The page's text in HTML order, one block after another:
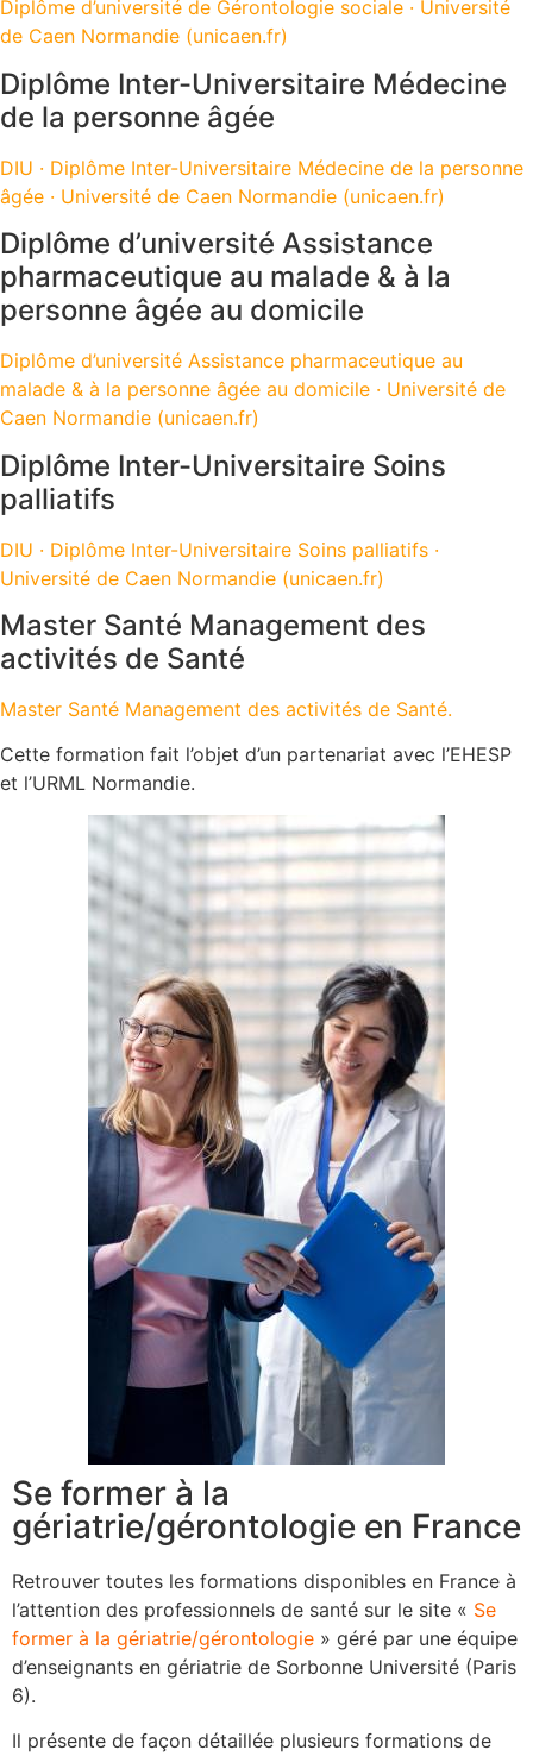
Diplôme d’université de Gérontologie sociale · Université
de Caen Normandie (unicaen.fr)
Diplôme Inter-Universitaire Médecine
de la personne âgée
DIU · Diplôme Inter-Universitaire Médecine de la personne
âgée · Université de Caen Normandie (unicaen.fr)
Diplôme d’université Assistance
pharmaceutique au malade & à la
personne âgée au domicile
Diplôme d’université Assistance pharmaceutique au
malade & à la personne âgée au domicile · Université de
Caen Normandie (unicaen.fr)
Diplôme Inter-Universitaire Soins
palliatifs
DIU · Diplôme Inter-Universitaire Soins palliatifs ·
Université de Caen Normandie (unicaen.fr)
Master Santé Management des
activités de Santé
Master Santé Management des activités de Santé.
Cette formation fait l’objet d’un partenariat avec l’EHESP
et l’URML Normandie.
Se former à la
gériatrie/gérontologie en France
Retrouver toutes les formations disponibles en France à
l’attention des professionnels de santé sur le site « Se
former à la gériatrie/gérontologie » géré par une équipe
d’enseignants en gériatrie de Sorbonne Université (Paris
6).
Il présente de façon détaillée plusieurs formations de